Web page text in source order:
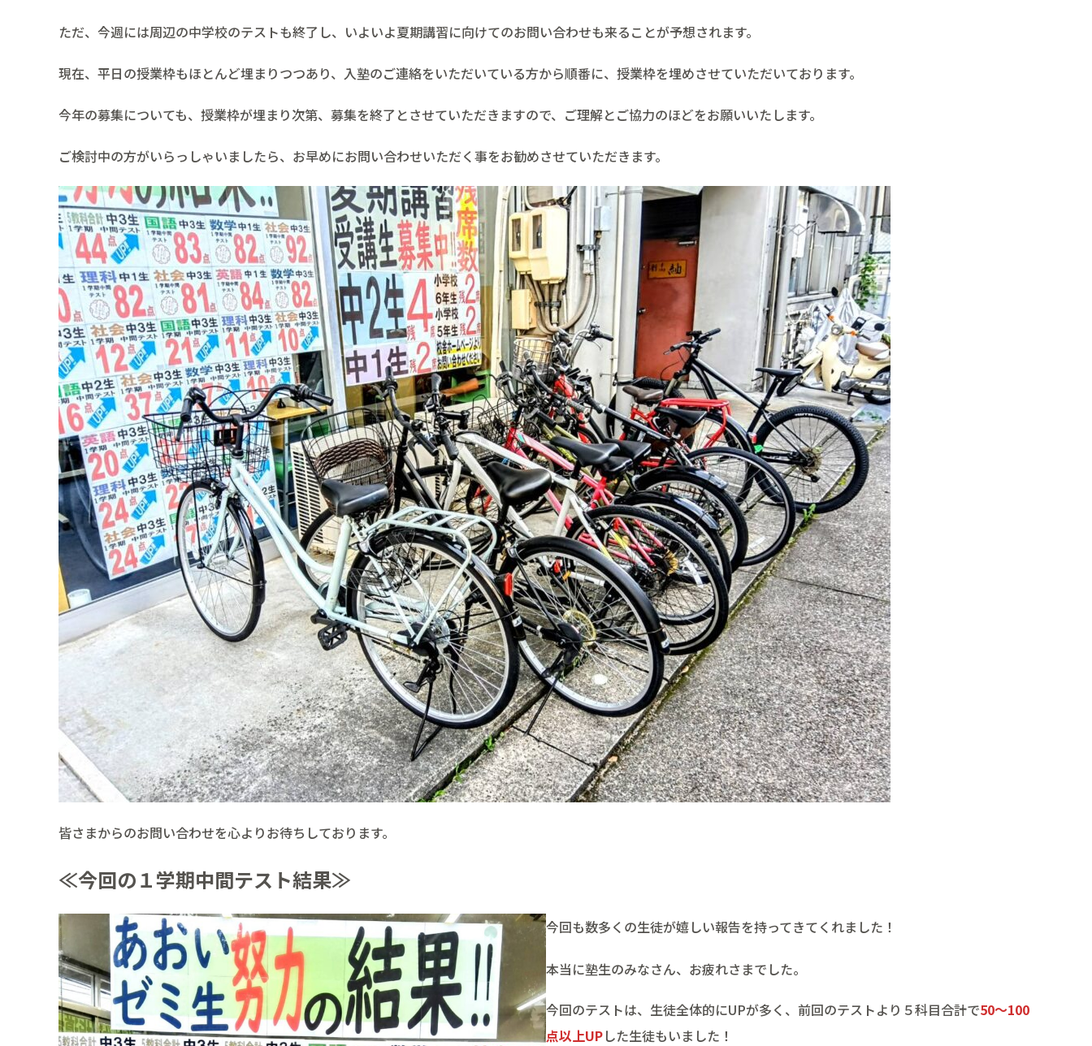
ただ、今週には周辺の中学校のテストも終了し、いよいよ夏期講習に向けてのお問い合わせも来ることが予想されます。
現在、平日の授業枠もほとんど埋まりつつあり、入塾のご連絡をいただいている方から順番に、授業枠を埋めさせていただいております。
今年の募集についても、授業枠が埋まり次第、募集を終了とさせていただきますので、ご理解とご協力のほどをお願いいたします。
ご検討中の方がいらっしゃいましたら、お早めにお問い合わせいただく事をお勧めさせていただきます。
皆さまからのお問い合わせを心よりお待ちしております。
≪今回の１学期中間テスト結果≫
今回も数多くの生徒が嬉しい報告を持ってきてくれました！
本当に塾生のみなさん、お疲れさまでした。
今回のテストは、生徒全体的にUPが多く、前回のテストより５科目合計で50～100
点以上UPした生徒もいました！